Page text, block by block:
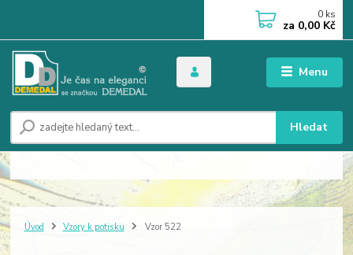
Menu
Hledat
0 ks
za 0,00 Kč
Úvod Vzory k potisku Vzor 522